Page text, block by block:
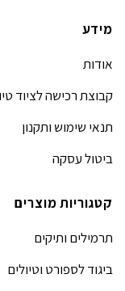
מידע
אודות
קבוצת רכישה לציוד
תנאי שימוש ותקנון
ביטול עסקה
קטגוריות מוצרים
תרמילים ותיקים
ביגוד לספורט וטיולים